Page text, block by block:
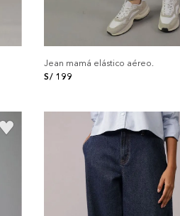
Jean mamá elástico aéreo.
S/ 199